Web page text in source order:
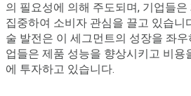
의 필요성에 의해 주도되며, 기업들은
집중하여 소비자 관심을 끌고 있습니
술 발전은 이 세그먼트의 성장을 좌우
업들은 제품 성능을 향상시키고 비용
에 투자하고 있습니다.